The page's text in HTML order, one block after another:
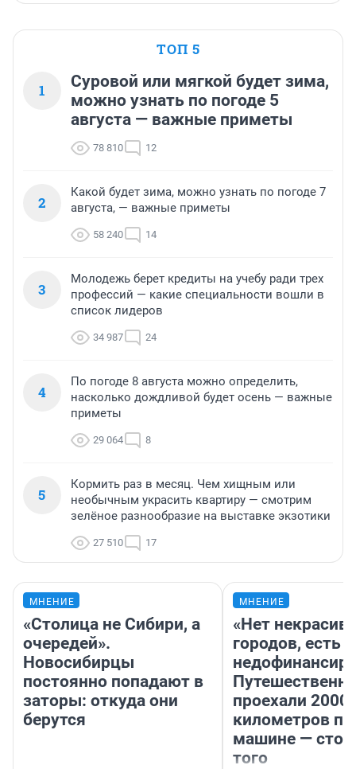
ТОП 5
1
Суровой или мягкой будет зима,
можно узнать по погоде 5
августа — важные приметы
78 810 12
2
Какой будет зима, можно узнать по погоде 7
августа, — важные приметы
58 240 14
3
Молодежь берет кредиты на учебу ради трех
профессий — какие специальности вошли в
список лидеров
34 987 24
4
По погоде 8 августа можно определить,
насколько дождливой будет осень — важные
приметы
29 064 8
5
Кормить раз в месяц. Чем хищным или
необычным украсить квартиру — смотрим
зелёное разнообразие на выставке экзотики
27 510 17
МНЕНИЕ
«Столица не Сибири, а
очередей».
Новосибирцы
постоянно попадают в
заторы: откуда они
берутся
МНЕНИЕ
«Нет
городов, есть
проехали 2000
километров по
машине —
того